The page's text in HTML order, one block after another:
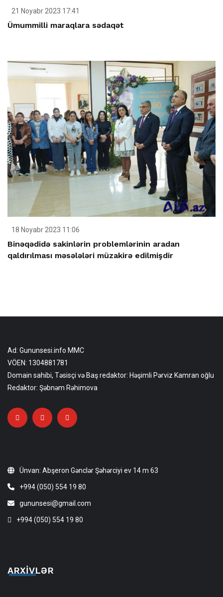
21 Noyabr 2023 17:41
Ümummilli maraqlara sədaqət
18 Noyabr 2023 11:06
Binəqədidə sakinlərin problemlərinin aradan
qaldırılması məsələləri müzakirə edilmişdir
Ad: Gununsesi.info MMC
VÖEN: 1304881781
Domain sahibi, Təsisçi və Baş redaktor: Həşimli Pərviz Kamran oğlu
Redaktor: Şəbnəm Rəhimova
Ünvan: Abşeron Gənclər Şəhərciyi ev 14 m 63
+994 (050) 554 19 80
gununsesi@gmail.com
+994 (050) 554 19 80
ARXIVLƏR